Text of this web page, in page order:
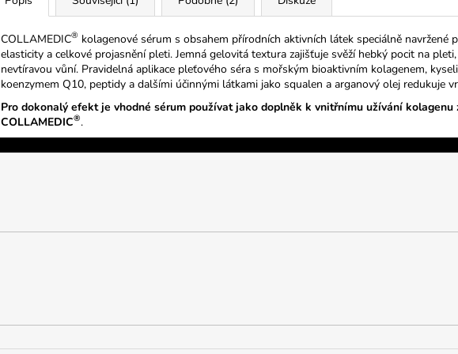
COLLAMEDIC® kolagenové sérum s obsahem přírodních aktivních látek speciálně navržené
elasticity a celkové projasnění pleti. Jemná gelovitá textura zajišťuje svěží hebký pocit na
nevtíravou vůní. Pravidelná aplikace pleťového séra s mořským bioaktivním kolagenem,
koenzymem Q10, peptidy a dalšími účinnými látkami jako squalen a arganový olej redukuje
Pro dokonalý efekt je vhodné sérum používat jako doplněk k vnitřnímu užívání
COLLAMEDIC®.